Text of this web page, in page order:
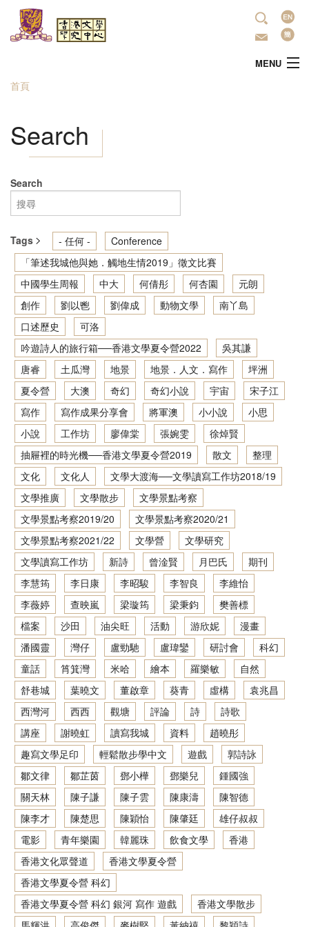
移至主內容
語
言
MENU
中心簡介
學術研究
文學推廣
出版
香港文學資料庫
相關連結
您在這裡
首頁
Search
Search
Tags - 任何 -
Conference
「筆述我城他與她．觸地生情2019」徵文比賽
中國學生周報
中大 何倩彤 何杏園
元朗
創作
劉以鬯 劉偉成 動物文學
南丫島
口述歷史
可洛
吟遊詩人的旅行箱──香港文學夏令營2022
吳其謙
唐睿
土瓜灣 地景 地景．人文．寫作
坪洲
夏令營
大澳 奇幻 奇幻小說 宇宙
宋子江
寫作
寫作成果分享會 將軍澳 小小說
小思
小說
工作坊 廖偉棠 張婉雯
徐焯賢
抽屜裡的時光機──香港文學夏令營2019
散文
整理
文化
文化人
文學大渡海──文學讀寫工作坊2018/19
文學推廣
文學散步
文學景點考察
文學景點考察2019/20
文學景點考察2020/21
文學景點考察2021/22
文學營
文學研究
文學讀寫工作坊
新詩 曾淦賢 月巴氏
期刊
李慧筠
李日康 李昭駿 李智良
李維怡
李薇婷
查映嵐 梁璇筠 梁秉鈞
樊善標
檔案
沙田 油尖旺 活動 游欣妮
漫畫
潘國靈
灣仔 盧勁馳 盧瑋鑾 研討會
科幻
童話
筲箕灣 米哈 繪本 羅樂敏
自然
舒巷城
葉曉文 董啟章 葵青 虛構
袁兆昌
西灣河
西西 觀塘 評論 詩
詩歌
講座
謝曉虹 讀寫我城 資料
趙曉彤
趣寫文學足印
輕鬆散步學中文 遊戲
郭詩詠
鄒文律
鄒芷茵 鄧小樺 鄧樂兒
鍾國強
關天林
陳子謙 陳子雲 陳康濤
陳智德
陳李才
陳楚思 陳穎怡 陳肇廷
雄仔叔叔
電影
青年樂園 韓麗珠 飲食文學
香港
香港文化眾聲道
香港文學夏令營
香港文學夏令營 科幻
香港文學夏令營 科幻 銀河 寫作 遊戲
香港文學散步